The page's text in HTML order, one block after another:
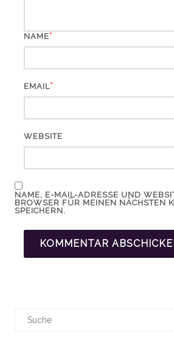
NAME*
EMAIL*
WEBSITE
NAME, E-MAIL-ADRESSE UND
BROWSER FÜR MEINEN NÄCHSTEN
SPEICHERN.